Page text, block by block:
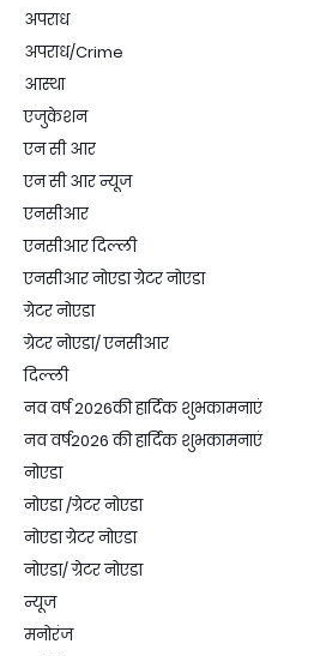
अपराध
अपराध/Crime
आस्था
एजुकेशन
एन सी आर
एन सी आर न्यूज
एनसीआर
एनसीआर दिल्ली
एनसीआर नोएडा ग्रेटर नोएडा
ग्रेटर नोएडा
ग्रेटर नोएडा/ एनसीआर
दिल्ली
नव वर्ष 2026की हार्दिक शुभकामनाएं
नव वर्ष2026 की हार्दिक शुभकामनाएं
नोएडा
नोएडा /ग्रेटर नोएडा
नोएडा ग्रेटर नोएडा
नोएडा/ ग्रेटर नोएडा
न्यूज
मनोरंज